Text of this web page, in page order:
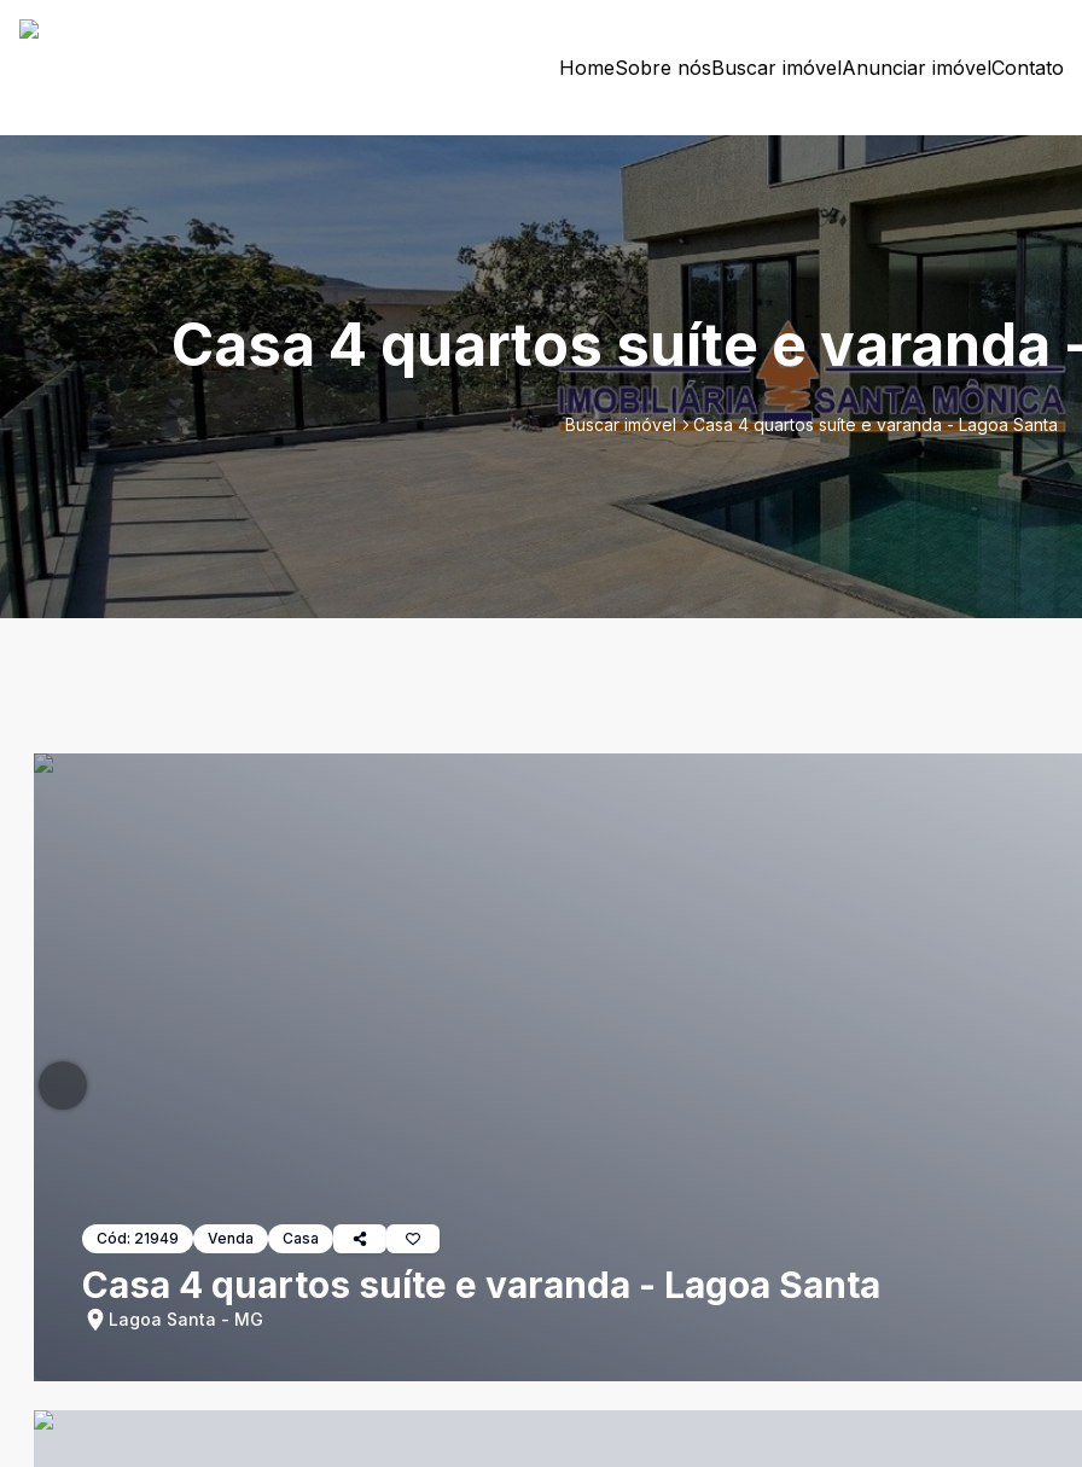
HomeSobre nósBuscar imóvelAnunciar imóvelContato
Casa 4 quartos suíte e varanda
Buscar imóvel Casa 4 quartos suíte e varanda - Lagoa Santa
Cód: 21949 Venda Casa
Casa 4 quartos suíte e varanda - Lagoa Santa
Lagoa Santa - MG